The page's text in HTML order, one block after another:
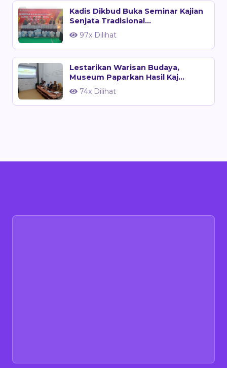
Kadis Dikbud Buka Seminar Kajian
Senjata Tradisional...
97x Dilihat
Lestarikan Warisan Budaya,
Museum Paparkan Hasil Kaj...
74x Dilihat